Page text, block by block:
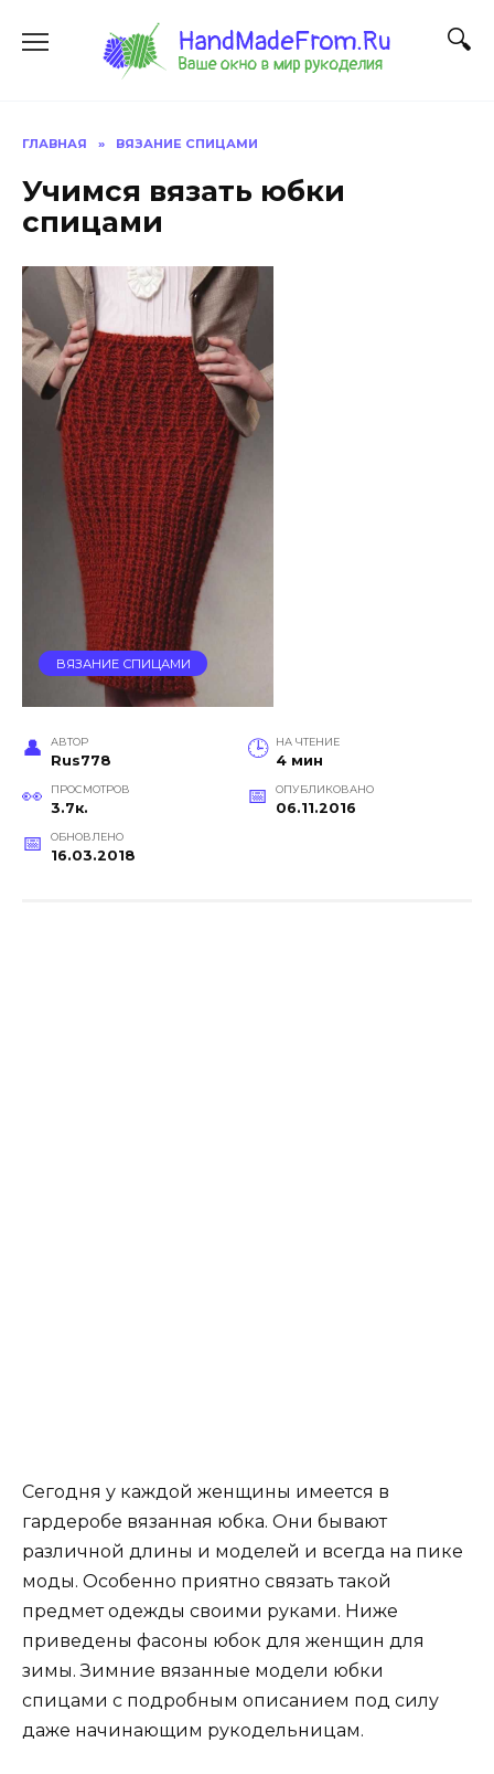
содержанию
ГЛАВНАЯ » ВЯЗАНИЕ СПИЦАМИ
Учимся вязать юбки
спицами
ВЯЗАНИЕ СПИЦАМИ
АВТОР
Rus778
НА ЧТЕНИЕ
4 мин
ПРОСМОТРОВ
3.7к.
ОПУБЛИКОВАНО
06.11.2016
ОБНОВЛЕНО
16.03.2018
Сегодня у каждой женщины имеется в
гардеробе вязанная юбка. Они бывают
различной длины и моделей и всегда на пике
моды. Особенно приятно связать такой
предмет одежды своими руками. Ниже
приведены фасоны юбок для женщин для
зимы. Зимние вязанные модели юбки
спицами с подробным описанием под силу
даже начинающим рукодельницам.